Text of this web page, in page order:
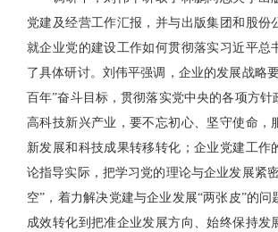
党建及经营工作汇报，并与出版集团和股份
就企业党的建设工作如何贯彻落实习近平总
了具体研讨。刘伟平强调，企业的发展战略
百年”奋斗目标，贯彻落实党中央的各项方针
高科技新兴产业，要不忘初心、坚守使命，
新发展和科技成果转移转化；企业党建工作
论指导实际，把学习党的理论与企业发展紧
空”，着力解决党建与企业发展“两张皮”的问
成效转化到把准企业发展方向、始终保持发